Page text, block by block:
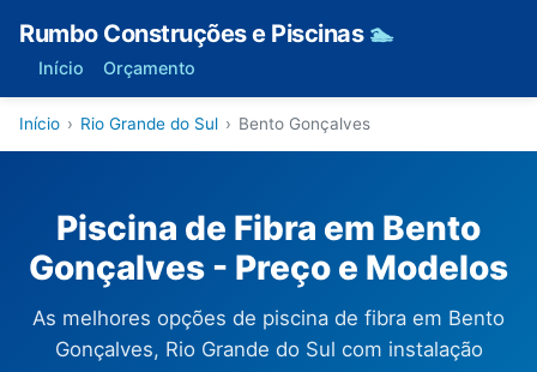
Rumbo Construções e Piscinas 🏊
Início Orçamento
Início › Rio Grande do Sul › Bento Gonçalves
Piscina de Fibra em Bento
Gonçalves - Preço e Modelos
As melhores opções de piscina de fibra em Bento
Gonçalves, Rio Grande do Sul com instalação